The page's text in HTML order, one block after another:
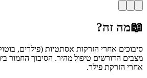
📖מה זה?
סיבוכים אחרי הזרקות אסתטיות (פילרים,
מצבים הדורשים טיפול מהיר. הסיבוך החמור
אחרי הזרקת פילר.